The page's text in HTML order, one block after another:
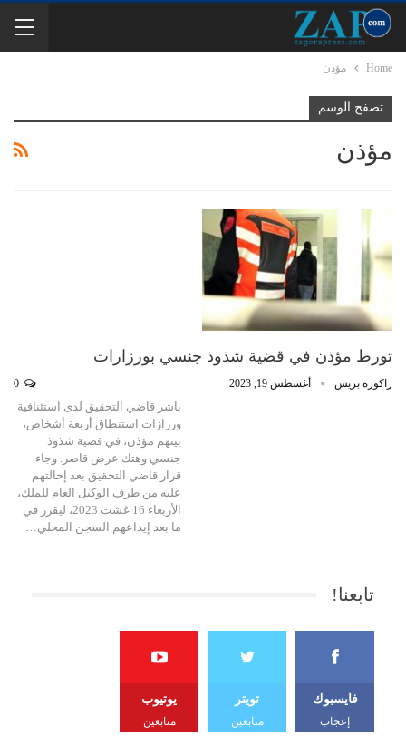
Home مؤذن
تصفح الوسم
مؤذن
تورط مؤذن في قضية شذوذ جنسي بورزارات
زاكورة بريس أغسطس 19, 2023
باشر قاضي التحقيق لدى استئنافية
ورزازات استنطاق أربعة أشخاص،
بينهم مؤذن، في قضية شذوذ
جنسي وهتك عرض قاصر. وجاء
قرار قاضي التحقيق بعد إحالتهم
عليه من طرف الوكيل العام للملك،
الأربعاء 16 غشت 2023، ليقرر في
ما بعد إيداعهم السجن المحلي…
تابعنا!
فايسبوك
إعجاب
تويتر
متابعين
يوتيوب
متابعين